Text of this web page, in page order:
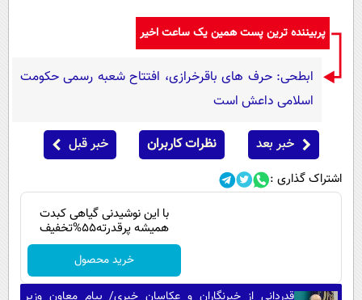
پربیننده ترین پست همین یک ساعت اخیر
ابطحی: حرف های باقرخرازی، افتتاح شعبه رسمی حکومت
اسلامی داعش است
خبر بعد نظرات کاربران خبر قبل
اشتراک گذاری :
با این نوشیدنی گیاهی کبدت
همیشه پرقدرته55%تخفیف
خرید محصول